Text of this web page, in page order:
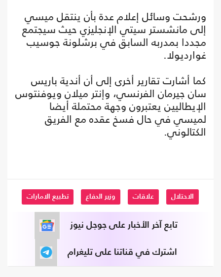
ورشحت وسائل إعلام عدة بأن ينتقل ميسي
إلى مانشستر سيتي الإنجليزي حيث سيجتمع
مجددا بمدربه السابق في برشلونة جوسيب
غوارديولا.
كما أشارت تقارير أخرى إلى أن أندية باريس
سان جيرمان الفرنسي، وإنتر ميلان ويوفنتوس
الإيطاليين يعتبرون وجهة محتملة أيضا
لميسي في حال فسخ عقده مع الفريق
الكتالوني.
الاحتلال علاقات وزير الدفاع تطبيع الامارات
تابع آخر الأخبار على جوجل نيوز
اشترك في قناتنا على تليغرام